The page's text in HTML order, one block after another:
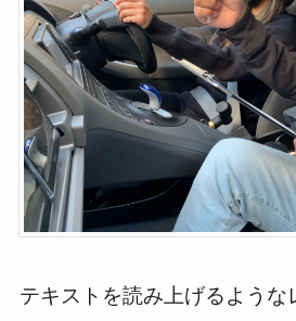
テキストを読み上げるような